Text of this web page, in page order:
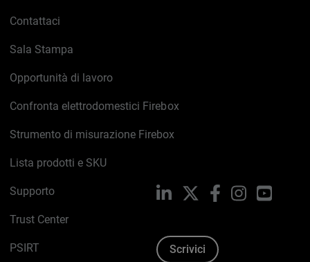
Contattaci
Sala Stampa
Opportunità di lavoro
Confronta elettrodomestici Firebox
Strumento di misurazione Firebox
Lista prodotti e SKU
Supporto
Trust Center
PSIRT
LinkedIn FacebookInstagram
Scrivici